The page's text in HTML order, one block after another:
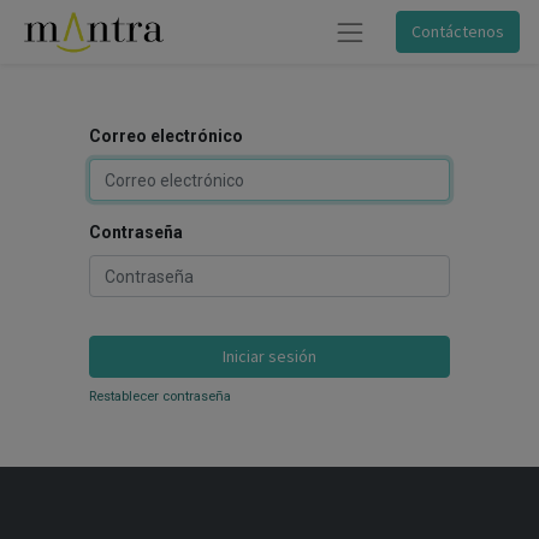
Contáctenos
Correo electrónico
Contraseña
Iniciar sesión
Restablecer contraseña